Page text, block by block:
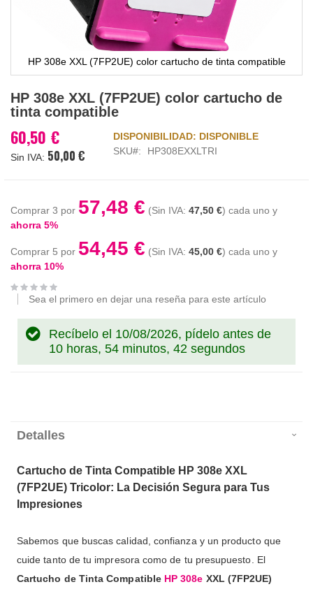
HP 308e XXL (7FP2UE) color cartucho de tinta compatible
al
comienzo
la
galería
HP 308e XXL (7FP2UE) color cartucho de
tinta compatible
60,50 €
50,00 €
DISPONIBILIDAD: DISPONIBLE
SKU
HP308EXXLTRI
Comprar 3 por 57,48 € 47,50 € cada uno y
ahorra 5%
Comprar 5 por 54,45 € 45,00 € cada uno y
ahorra 10%
Sea el primero en dejar una reseña para este artículo
Recíbelo el 10/08/2026, pídelo antes de
10 horas, 54 minutos, 41 segundos
Detalles
Cartucho de Tinta Compatible HP 308e XXL
(7FP2UE) Tricolor: La Decisión Segura para Tus
Impresiones
Sabemos que buscas calidad, confianza y un producto que
cuide tanto de tu impresora como de tu presupuesto. El
Cartucho de Tinta Compatible HP 308e XXL (7FP2UE)